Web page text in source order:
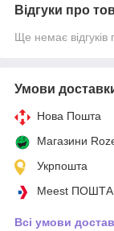
Відгуки про
Ще немає відгуків
Умови
Нова Пошта
Магазини
Укрпошта
Meest ПОШТА
Всі умови